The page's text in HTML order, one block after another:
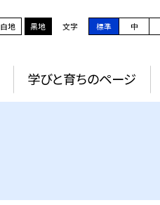
白地 黒地 文字 標準 中
学びと育ちのページ